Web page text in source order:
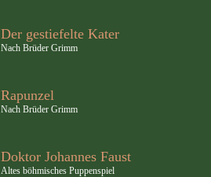
Der gestiefelte Kater
Nach Brüder Grimm
Rapunzel
Nach Brüder Grimm
Doktor Johannes Faust
Altes böhmisches Puppenspiel